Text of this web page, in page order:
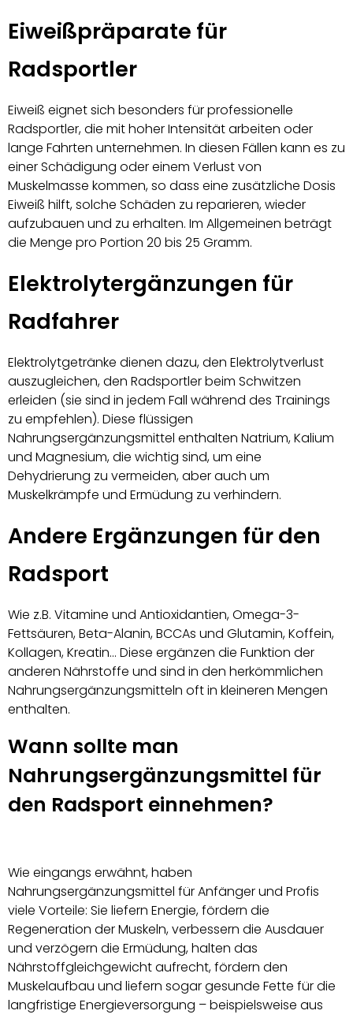
Eiweißpräparate für
Radsportler
Eiweiß eignet sich besonders für professionelle
Radsportler, die mit hoher Intensität arbeiten oder
lange Fahrten unternehmen. In diesen Fällen kann es zu
einer Schädigung oder einem Verlust von
Muskelmasse kommen, so dass eine zusätzliche Dosis
Eiweiß hilft, solche Schäden zu reparieren, wieder
aufzubauen und zu erhalten. Im Allgemeinen beträgt
die Menge pro Portion 20 bis 25 Gramm.
Elektrolytergänzungen für
Radfahrer
Elektrolytgetränke dienen dazu, den Elektrolytverlust
auszugleichen, den Radsportler beim Schwitzen
erleiden (sie sind in jedem Fall während des Trainings
zu empfehlen). Diese flüssigen
Nahrungsergänzungsmittel enthalten Natrium, Kalium
und Magnesium, die wichtig sind, um eine
Dehydrierung zu vermeiden, aber auch um
Muskelkrämpfe und Ermüdung zu verhindern.
Andere Ergänzungen für den
Radsport
Wie z.B. Vitamine und Antioxidantien, Omega-3-
Fettsäuren, Beta-Alanin, BCCAs und Glutamin, Koffein,
Kollagen, Kreatin… Diese ergänzen die Funktion der
anderen Nährstoffe und sind in den herkömmlichen
Nahrungsergänzungsmitteln oft in kleineren Mengen
enthalten.
Wann sollte man
Nahrungsergänzungsmittel für
den Radsport einnehmen?
Wie eingangs erwähnt, haben
Nahrungsergänzungsmittel für Anfänger und Profis
viele Vorteile: Sie liefern Energie, fördern die
Regeneration der Muskeln, verbessern die Ausdauer
und verzögern die Ermüdung, halten das
Nährstoffgleichgewicht aufrecht, fördern den
Muskelaufbau und liefern sogar gesunde Fette für die
langfristige Energieversorgung – beispielsweise aus